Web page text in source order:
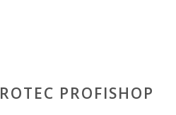
ROTEC PROFISHOP